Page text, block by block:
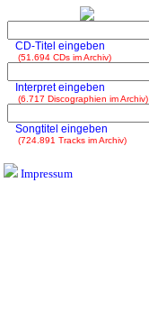
CD-Titel eingeben
(51.694 CDs im Archiv)
Interpret eingeben
(6.717 Discographien im Archiv)
Songtitel eingeben
(724.891 Tracks im Archiv)
Impressum